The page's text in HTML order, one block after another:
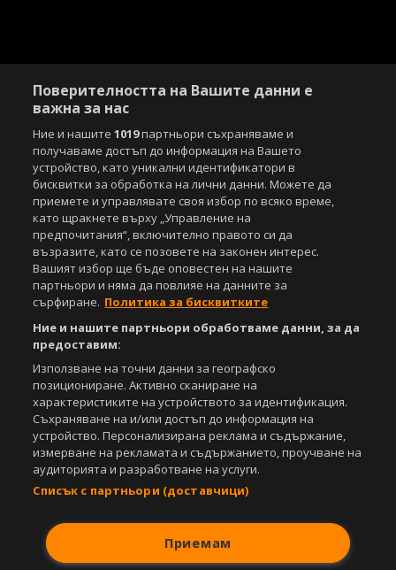
Copyright © 2007-2026 Агенция Спортал. Всички права запазени.
Този уебсайт е собственост наSportal Media Group
За нас Екип За рекламa
Общи условия
Етични правила на НСС
Лични данни
Управление на предпочитания
Съдържанието на този уеб сайт и технологиите, използвани в него, са
под закрила на Закона за авторското право и сродните му права.
Всички статии, репортажи, интервюта и други текстови, графични и
видео материали, публикувани в сайта, са собственост на Агенция
Спортал, освен ако изрично е посочено друго. Допуска се
публикуване на текстови материали само след писмено съгласие на
Агенция Спортал, посочване на източника и добавяне на линк към
www.sportal.bg. Използването на графични и видео материали,
публикувани в сайта, е строго забранено. Нарушителите ще бъдат
БЕЗПЛАТНОТО приложение за:
Поверителността на Вашите данни е
важна за нас
Ние и нашите1019партньори съхраняваме и
получаваме достъп до информация на Вашето
устройство, като уникални идентификатори в
бисквитки за обработка на лични данни. Можете да
приемете и управлявате своя избор по всяко време,
като щракнете върху „Управление на
предпочитания“, включително правото си да
възразите, като се позовете на законен интерес.
Вашият избор ще бъде оповестен на нашите
партньори и няма да повлияе на данните за
сърфиране. Политика за бисквитките
Ние и нашите партньори обработваме данни, за да
предоставим:
Използване на точни данни за географско
позициониране. Активно сканиране на
характеристиките на устройството за идентификация.
Съхраняване на и/или достъп до информация на
устройство. Персонализирана реклама и съдържание,
измерване на рекламата и съдържанието, проучване на
аудиторията и разработване на услуги.
Списък с партньори (доставчици)
Приемам